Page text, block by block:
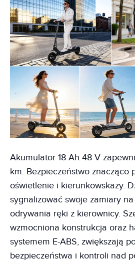
Akumulator 18 Ah 48 V
km. Bezpieczeństwo znacząco
oświetlenie i kierunkowskazy.
sygnalizować swoje zamiary
odrywania ręki z kierownicy.
wzmocniona konstrukcja oraz
systemem E-ABS, zwiększają
bezpieczeństwa i kontroli nad